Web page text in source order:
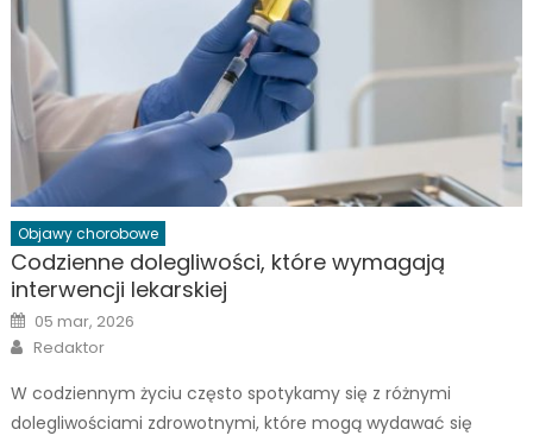
Objawy chorobowe
Codzienne dolegliwości, które wymagają
interwencji lekarskiej
Posted
on
05 mar, 2026
Author
Redaktor
W codziennym życiu często spotykamy się z różnymi
dolegliwościami zdrowotnymi, które mogą wydawać się